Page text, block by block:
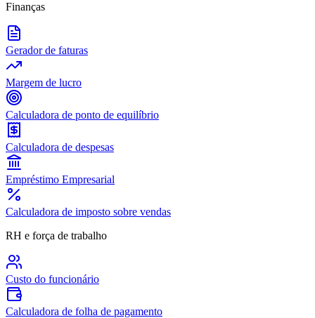
Finanças
Gerador de faturas
Margem de lucro
Calculadora de ponto de equilíbrio
Calculadora de despesas
Empréstimo Empresarial
Calculadora de imposto sobre vendas
RH e força de trabalho
Custo do funcionário
Calculadora de folha de pagamento